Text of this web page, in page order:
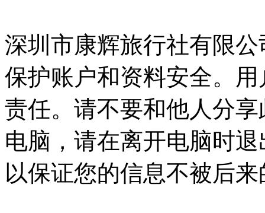
深圳市康辉旅行社有限
保护账户和资料安全。
责任。请不要和他人分
电脑，请在离开电脑时
以保证您的信息不被后